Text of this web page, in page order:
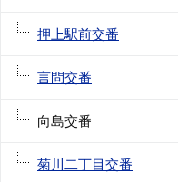
押上駅前交番
言問交番
向島交番
菊川二丁目交番